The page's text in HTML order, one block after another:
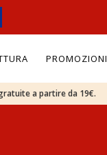
PROMOZIONI
a partire da 19€.